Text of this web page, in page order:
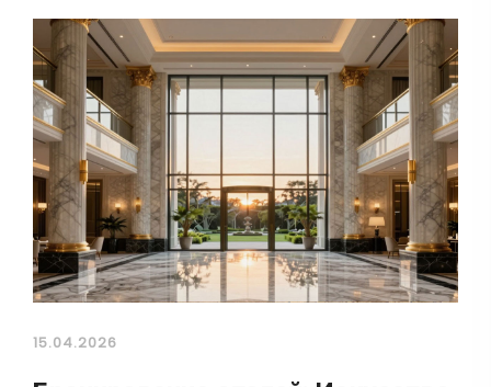
15.04.2026